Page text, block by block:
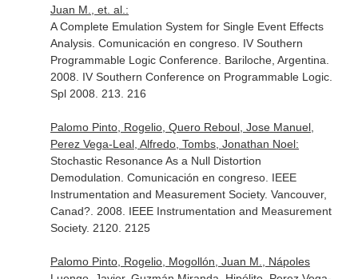
Juan M., et. al.:
A Complete Emulation System for Single Event Effects
Analysis. Comunicación en congreso. IV Southern
Programmable Logic Conference. Bariloche, Argentina.
2008. IV Southern Conference on Programmable Logic.
Spl 2008. 213. 216
Palomo Pinto, Rogelio, Quero Reboul, Jose Manuel,
Perez Vega-Leal, Alfredo, Tombs, Jonathan Noel:
Stochastic Resonance As a Null Distortion
Demodulation. Comunicación en congreso. IEEE
Instrumentation and Measurement Society. Vancouver,
Canad?. 2008. IEEE Instrumentation and Measurement
Society. 2120. 2125
Palomo Pinto, Rogelio, Mogollón, Juan M., Nápoles